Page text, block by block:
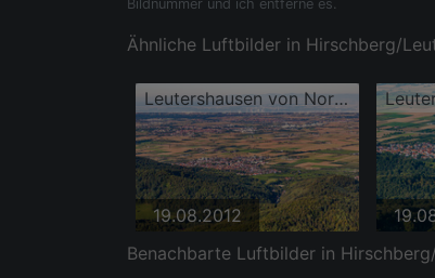
Bildnummer und ich entferne es.
Ähnliche Luftbilder in Hirschberg/
Leutershausen von Nordosten
19.08.2012
Benachbarte Luftbilder in